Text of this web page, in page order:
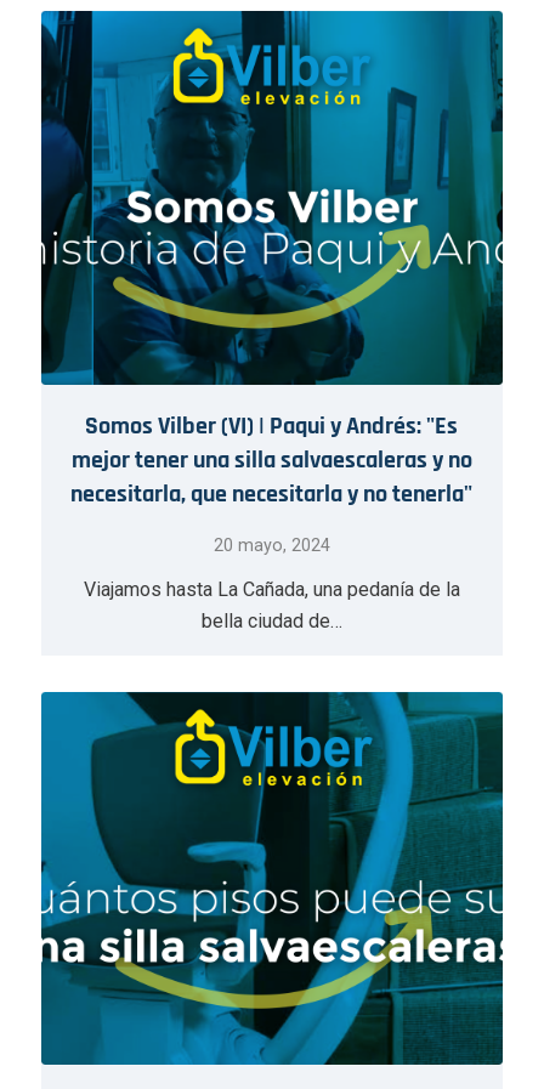
Somos Vilber (VI) | Paqui y Andrés: "Es
mejor tener una silla salvaescaleras y no
necesitarla, que necesitarla y no tenerla"
20 mayo, 2024
Viajamos hasta La Cañada, una pedanía de la
bella ciudad de…